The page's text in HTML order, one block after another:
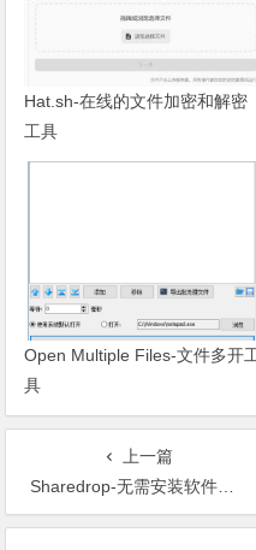
Hat.sh-在线的文件加密和解密
工具
Open Multiple Files-文件多开
具
上一篇
Sharedrop-无需安装软件实现电脑、手机文件互传